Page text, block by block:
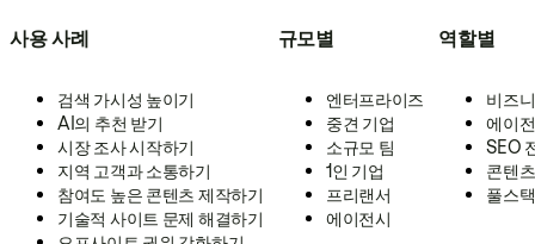
사용 사례
검색 가시성 높이기
AI의 추천 받기
시장 조사 시작하기
지역 고객과 소통하기
참여도 높은 콘텐츠 제작하기
기술적 사이트 문제 해결하기
규모별
엔터프라이즈
중견 기업
소규모 팀
1인 기업
프리랜서
에이전시
역할별
비즈
에이
SEO
콘텐
풀스